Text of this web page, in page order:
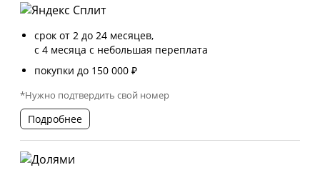
срок от 2 до 24 месяцев,
с 4 месяца с небольшая переплата
покупки до 150 000 ₽
*Нужно подтвердить свой номер
Подробнее